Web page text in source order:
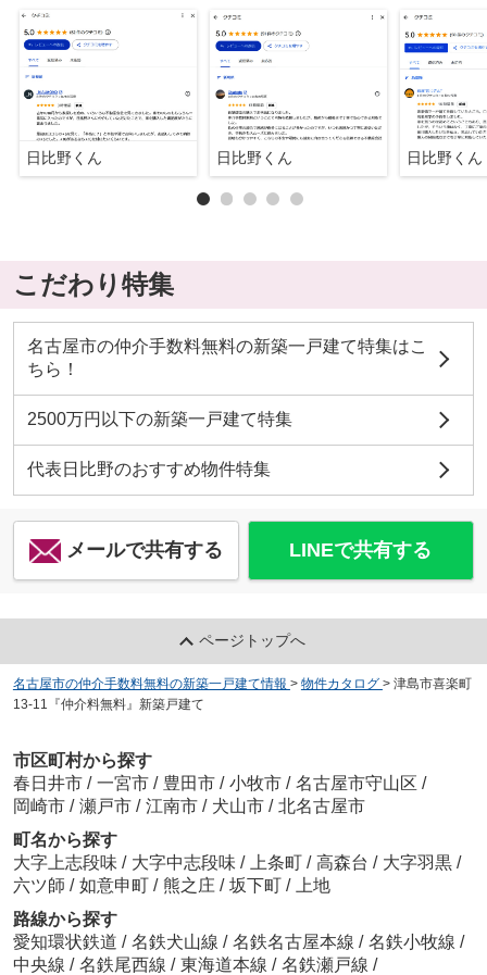
日比野くん 日比野くん 日比野くん
こだわり特集
名古屋市の仲介手数料無料の新築一戸建て特集はこ
ちら！
2500万円以下の新築一戸建て特集
代表日比野のおすすめ物件特集
メールで共有する LINEで共有する
ページトップへ
名古屋市の仲介手数料無料の新築一戸建て情報 > 物件カタログ > 津島市喜楽町
13-11『仲介料無料』新築戸建て
市区町村から探す
春日井市 / 一宮市 / 豊田市 / 小牧市 / 名古屋市守山区 /
岡崎市 / 瀬戸市 / 江南市 / 犬山市 / 北名古屋市
町名から探す
大字上志段味 / 大字中志段味 / 上条町 / 高森台 / 大字羽黒 /
六ツ師 / 如意申町 / 熊之庄 / 坂下町 /
上地
路線から探す
愛知環状鉄道 / 名鉄犬山線 / 名鉄名古屋本線 / 名鉄小牧線 /
中央線 / 名鉄尾西線 / 東海道本線 / 名鉄瀬戸線 /